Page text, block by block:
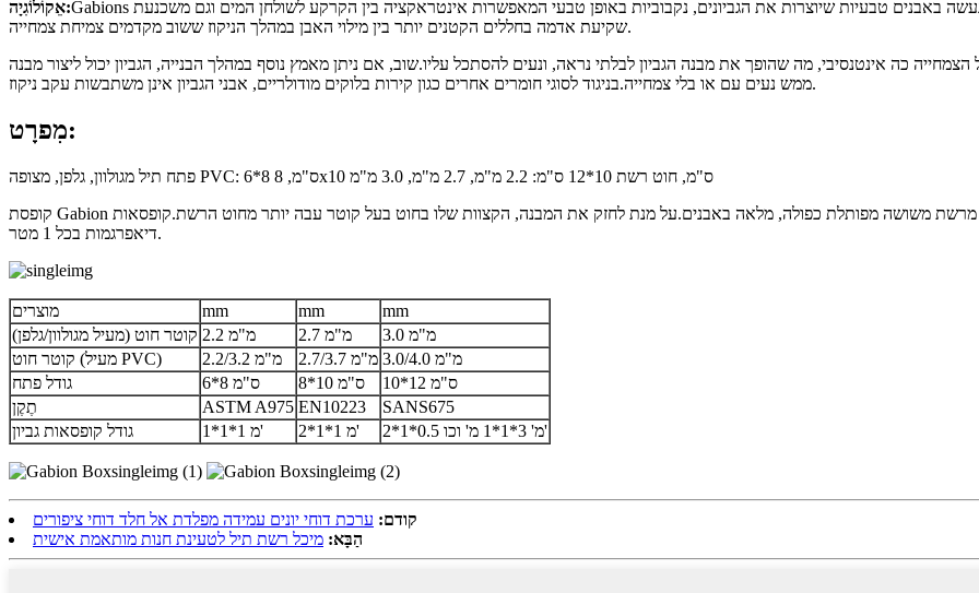
אֵקוֹלוֹגִיָה:Gabions הוא פתרון רגיש לסביבה לייצוב המדרונות.כבר הוזכר שמילוי אבנים נעשה באבנים טבעיות שיוצרות את הגביונים, נקבוביות באופן טבעי המאפשרות אינטראקציה בין הקרקע לשולחן המים וגם משכנעת
שקיעת אדמה בחללים הקטנים יותר בין מילוי האבן במהלך הניקוז ששוב מקדמים צמיחת צמחייה.
הצמחייה כה אינטנסיבי, מה שהופך את מבנה הגביון לבלתי נראה, ונעים להסתכל עליו.שוב, אם ניתן מאמץ נוסף במהלך הבנייה, הגביון יכול ליצור מבנה
ממש נעים עם או בלי צמחייה.בניגוד לסוגי חומרים אחרים כגון קירות בלוקים מודולריים, אבני הגביון אינן משתבשות עקב ניקוז.
מִפרָט:
פתח תיל מגולוון, גלפן, מצופה PVC: 6*8 ס"מ, 8x10 ס"מ, חוט רשת 10*12 ס"מ: 2.2 מ"מ, 2.7 מ"מ, 3.0 מ"מ
קופסת Gabion מורכבת מיחידות מלבניות, העשויות מרשת משושה מפותלת כפולה, מלאה באבנים.על מנת לחזק את המבנה, הקצוות שלו בחוט בעל קוטר עבה יותר מחוט הרשת.קופסאות Gabion מחולקות לתאים על ידי
דיאפרגמות בכל 1 מטר.
מוצרים mm mm
mm
קוטר חוט (מעיל מגולוון/גלפן)
2.2 מ"מ 2.7 מ"מ
3.0 מ"מ
קוטר חוט (מעיל PVC)
2.2/3.2 מ"מ 2.7/3.7 מ"מ
3.0/4.0 מ"מ
גודל פתח
6*8 ס"מ 8*10 ס"מ
10*12 ס"מ
תֶקֶן
ASTM A975 EN10223
SANS675
גודל קופסאות גביון
1*1*1 מ' 2*1*1 מ' 2*1*0.5 מ' 3*1*1 מ' וכו'
קודם: ערכת דוחי יונים עמידה מפלדת אל חלד דוחי ציפורים
הַבָּא: מיכל רשת תיל לטעינת חנות מותאמת אישית